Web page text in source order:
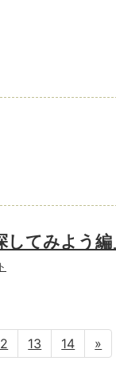
てみよう編
13 14 »